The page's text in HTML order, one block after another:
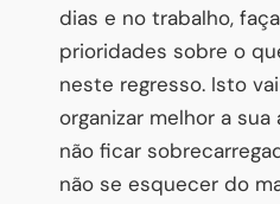
dias e no trabalho,
prioridades sobre o
neste regresso. Isto
organizar melhor a
não ficar
não se esquecer do